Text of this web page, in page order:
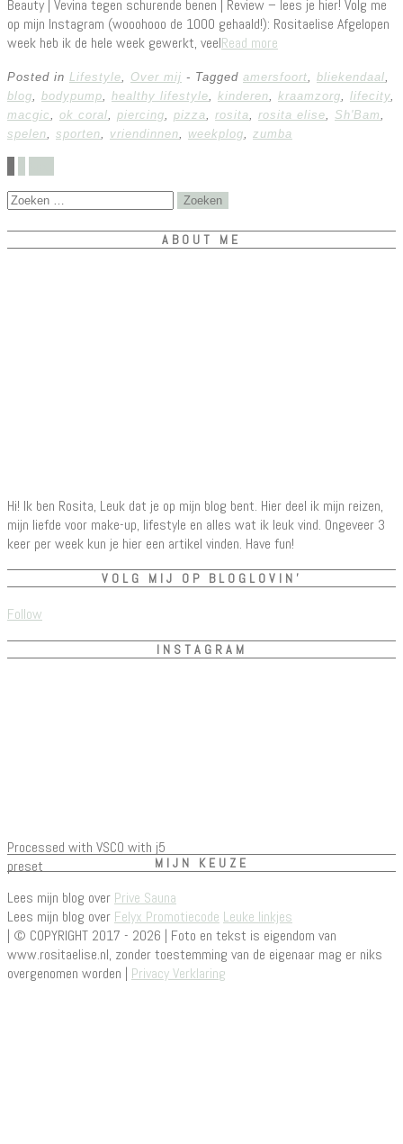
Beauty | Vevina tegen schurende benen | Review – lees je hier! Volg me
op mijn Instagram (wooohooo de 1000 gehaald!): Rositaelise Afgelopen
week heb ik de hele week gewerkt, veelRead more
Posted in Lifestyle, Over mij - Tagged amersfoort, bliekendaal,
blog, bodypump, healthy lifestyle, kinderen, kraamzorg, lifecity,
macgic, ok coral, piercing, pizza, rosita, rosita elise, Sh'Bam,
spelen, sporten, vriendinnen, weekplog, zumba
Zoeken
ABOUT ME
Hi! Ik ben Rosita, Leuk dat je op mijn blog bent. Hier deel ik mijn reizen,
mijn liefde voor make-up, lifestyle en alles wat ik leuk vind. Ongeveer 3
keer per week kun je hier een artikel vinden. Have fun!
VOLG MIJ OP BLOGLOVIN’
Follow
INSTAGRAM
Processed with VSCO with j5
preset
MIJN KEUZE
Lees mijn blog over Prive Sauna
Lees mijn blog over Felyx Promotiecode Leuke linkjes
| © COPYRIGHT 2017 - 2026 | Foto en tekst is eigendom van
www.rositaelise.nl, zonder toestemming van de eigenaar mag er niks
overgenomen worden | Privacy Verklaring